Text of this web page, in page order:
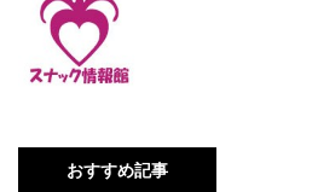
おすすめ記事